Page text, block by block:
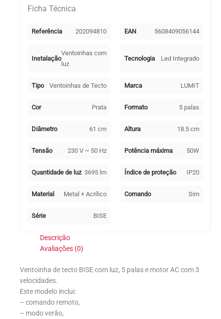
Ficha Técnica
Referência 202094810 EAN 5608409056144
Instalação
Ventoinhas com
luz
Tecnologia Led Integrado
Tipo Ventoinhas de Tecto Marca LUMIT
Cor Prata Formato 5 palas
Diâmetro 61 cm Altura 18.5 cm
Tensão 230 V ~ 50 Hz Potência máxima 50W
Quantidade de luz 3695 lm Índice de proteção IP20
Material Metal + Acrílico Comando Sim
Série BISE
Descrição
Avaliações (0)
Ventoinha de tecto BISE com luz, 5 palas e motor AC com 3
velocidades.
Este modelo inclui:
– comando remoto,
– modo verão,